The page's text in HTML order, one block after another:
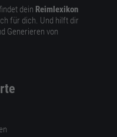
dein Reimlexikon
für dich. Und hilft dir
Generieren von